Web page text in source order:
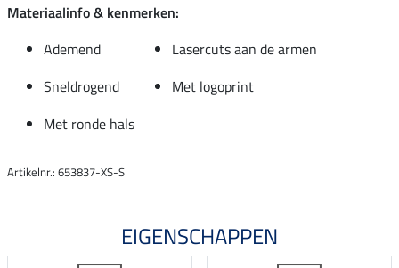
Materiaalinfo & kenmerken:
Ademend
Lasercuts aan de armen
Sneldrogend
Met logoprint
Met ronde hals
Artikelnr.: 653837-XS-S
EIGENSCHAPPEN